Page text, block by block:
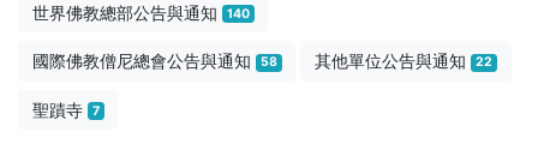
世界佛教總部公告與通知 140
國際佛教僧尼總會公告與通知 58 其他單位公告與通知 22
聖蹟寺 7